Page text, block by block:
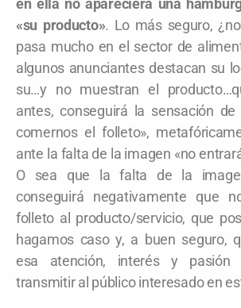
«su producto». Lo más seguro,
pasa mucho en el sector de
algunos anunciantes destacan su
su…y no muestran el
antes, conseguirá la sensación de
comernos el folleto»,
ante la falta de la imagen «no
O sea que la falta de la
conseguirá negativamente que
folleto al producto/servicio, que
hagamos caso y, a buen seguro,
esa atención, interés y pasión
transmitir al público interesado en